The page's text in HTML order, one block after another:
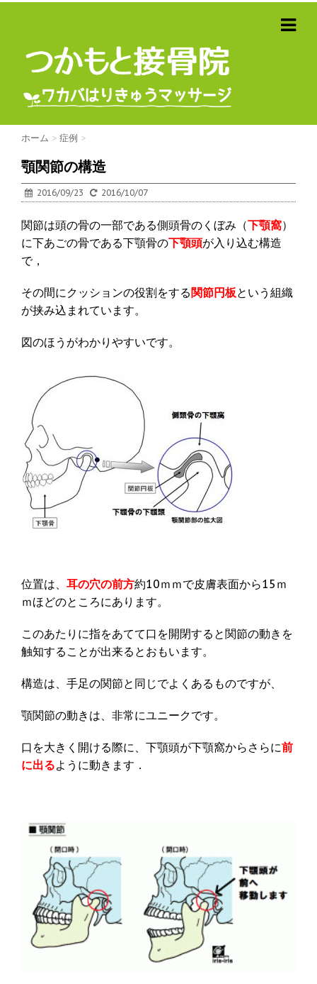
ホーム > 症例 >
顎関節の構造
2016/09/23 2016/10/07
関節は頭の骨の一部である側頭骨のくぼみ（下顎窩）
に下あごの骨である下顎骨の下顎頭が入り込む構造
で，
その間にクッションの役割をする関節円板という組織
が挟み込まれています。
図のほうがわかりやすいです。
位置は、 耳の穴の前方約10ｍｍで皮膚表面から15ｍ
ｍほどのところにあります。
このあたりに指をあてて口を開閉すると関節の動きを
触知することが出来るとおもいます。
構造は、手足の関節と同じでよくあるものですが、
顎関節の動きは、非常にユニークです。
口を大きく開ける際に、下顎頭が下顎窩からさらに前
に出るように動きます．